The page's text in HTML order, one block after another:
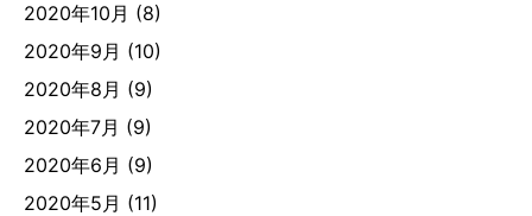
2020年10月 (8)
2020年9月 (10)
2020年8月 (9)
2020年7月 (9)
2020年6月 (9)
2020年5月 (11)